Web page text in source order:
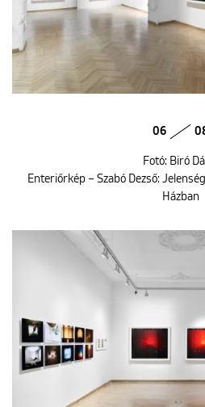
06
Fotó: Biró
Enteriőrkép – Szabó Dezső:
Házban